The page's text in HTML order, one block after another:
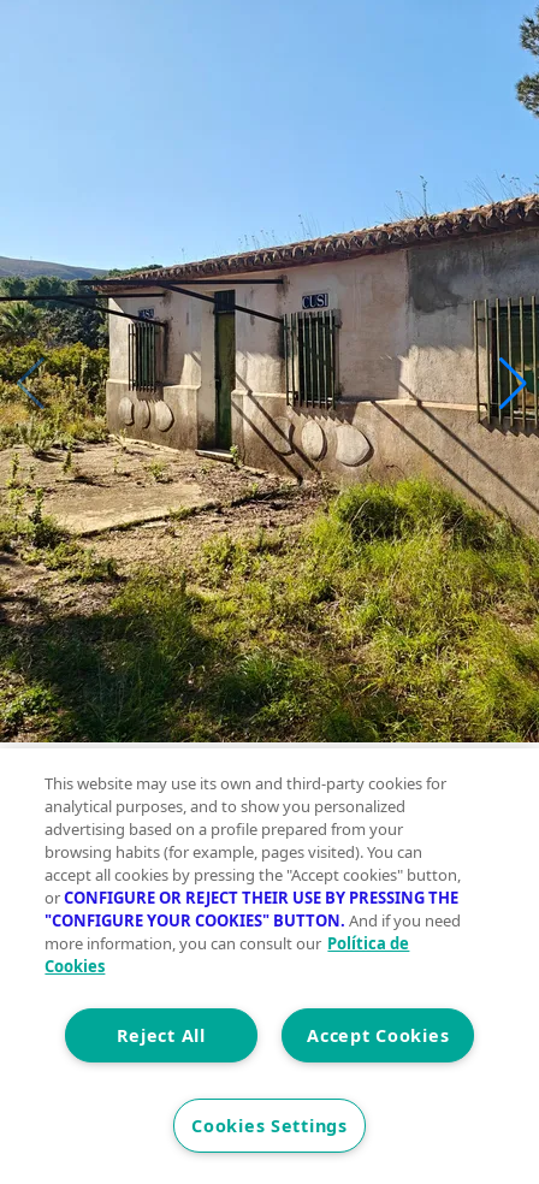
Casa en
venta ,
Comunidad
valenciana,
Macastre
Planta 0
This website may use its own and third-party cookies for
analytical purposes, and to show you personalized
advertising based on a profile prepared from your
browsing habits (for example, pages visited). You can
accept all cookies by pressing the "Accept cookies" button,
orCONFIGURE OR REJECT THEIR USE BY PRESSING THE
"CONFIGURE YOUR COOKIES" BUTTON. And if you need
more information, you can consult our Política de
Cookies
Accept Cookies
Reject All
Cookies Settings